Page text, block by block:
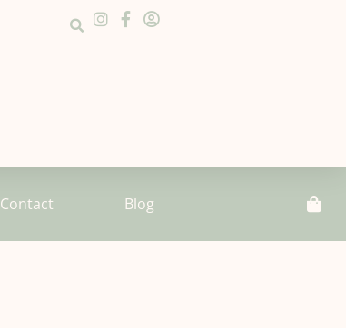
Contact Blog